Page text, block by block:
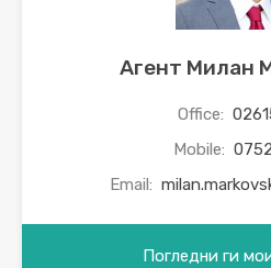
Агент Милан
Office:
Mobile:
Email:
Погледни ги